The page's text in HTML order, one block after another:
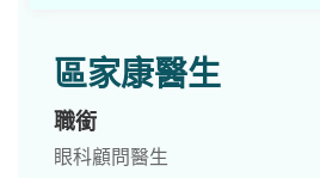
區家康醫生
職銜
眼科顧問醫生